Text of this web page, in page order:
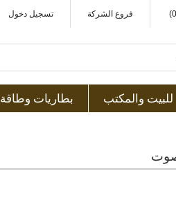
فروع الشركة تسجيل دخول
للبيت والمكتب بطاريات وطاقة